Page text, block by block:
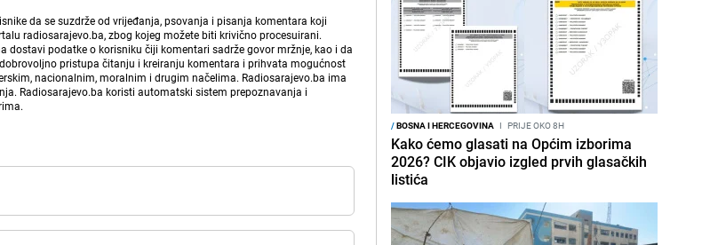
da se suzdrže od vrijeđanja, psovanja i pisanja komentara koji
radiosarajevo.ba, zbog kojeg možete biti krivično procesuirani.
podatke o korisniku čiji komentari sadrže govor mržnje, kao i da
pristupa čitanju i kreiranju komentara i prihvata mogućnost
nacionalnim, moralnim i drugim načelima. Radiosarajevo.ba ima
Radiosarajevo.ba koristi automatski sistem prepoznavanja i
/BOSNA I HERCEGOVINA I PRIJE OKO 8H
Kako ćemo glasati na Općim izborima
2026? CIK objavio izgled prvih glasačkih
listića